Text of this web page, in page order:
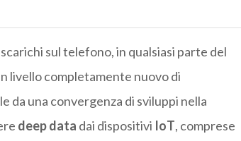
sul telefono, in qualsiasi parte del
livello completamente nuovo di
da una convergenza di sviluppi nella
deep data dai dispositivi IoT, comprese